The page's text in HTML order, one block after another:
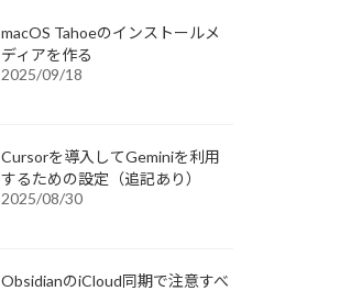
macOS Tahoeのインストールメ
ディアを作る
2025/09/18
Cursorを導入してGeminiを利用
するための設定（追記あり）
2025/08/30
ObsidianのiCloud同期で注意すべ